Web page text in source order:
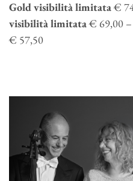
Gold visibilità limitata€
visibilità limitata€ 69,00 –
€ 57,50